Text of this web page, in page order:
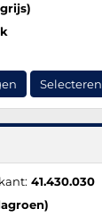
Selecteren
41.430.030